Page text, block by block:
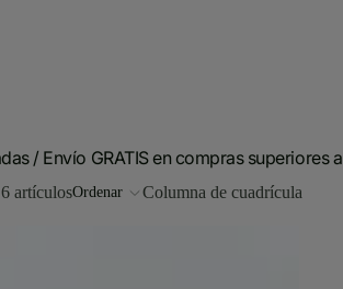
/ Envío GRATIS en compras
6 artículosOrdenar Columna de cuadrícula